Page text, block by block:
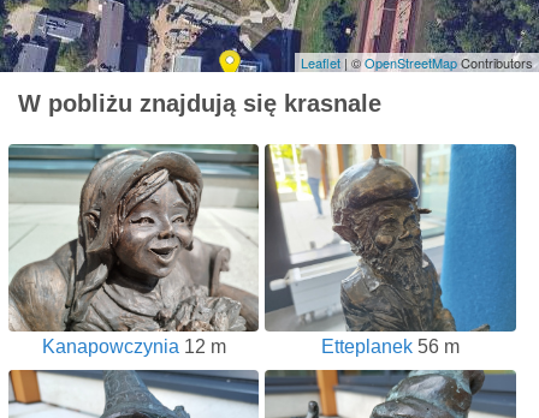
Leaflet | ©OpenStreetMapContributors
W pobliżu znajdują się krasnale
Kanapowczynia 12 m Etteplanek56 m